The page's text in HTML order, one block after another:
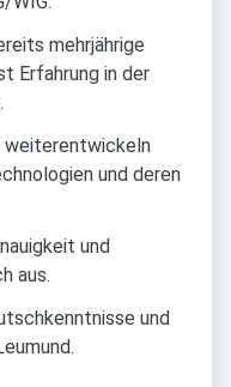
mehrjährige
Erfahrung in der
weiterentwickeln
und deren
und
aus.
und